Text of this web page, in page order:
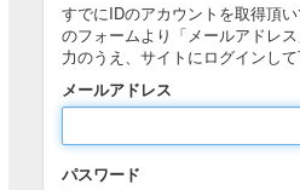
すでにIDのアカウントを取得頂
のフォームより「メールアドレ
力のうえ、サイトにログインして
メールアドレス
パスワード